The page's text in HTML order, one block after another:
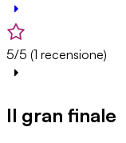
5/5 (1 recensione)
Il gran finale